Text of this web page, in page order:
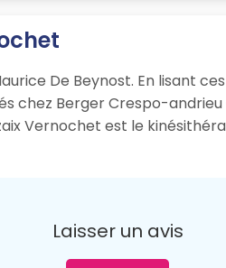
De Beynost. En lisant
chez Berger Crespo-andrieu
Vernochet est le
Laisser un avis